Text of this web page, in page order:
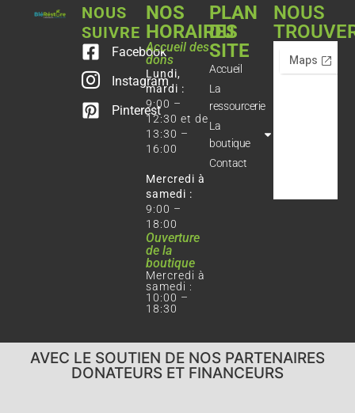
NOUS
SUIVRE
Facebook
Instagram
Pinterest
NOS
HORAIRES
Accueil des
dons
Lundi,
mardi :
9:00 –
12:30 et de
13:30 –
16:00
Mercredi à
samedi :
9:00 –
18:00
Ouverture
de la
boutique
Mercredi à
samedi :
10:00 –
18:30
PLAN
DU
SITE
Accueil
La
ressourcerie
La
boutique
Contact
NOUS
AVEC LE SOUTIEN DE NOS PARTENAIRES
DONATEURS ET FINANCEURS